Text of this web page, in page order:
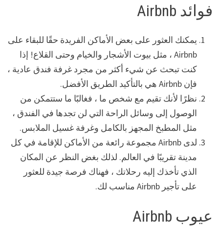
فوائد Airbnb
يمكنك العثور على بعض الأماكن الفريدة حقًا للبقاء على
Airbnb ، مثل بيوت الأشجار والخيام وحتى القلاع! إذا
كنت تبحث عن شيء أكثر من مجرد غرفة فندق عادية ،
فإن Airbnb هي بالتأكيد الطريق الأفضل.
نظرًا لأنك تقيم مع شخص ما ، فغالبًا ما ستتمكن من
الوصول إلى وسائل الراحة التي لن تجدها في الفندق ،
مثل المطبخ المجهز بالكامل وغرفة غسيل الملابس.
لدى Airbnb مجموعة رائعة من الأماكن للإقامة في كل
مدينة تقريبًا في العالم. لذلك بغض النظر عن المكان
الذي تأخذك إليه رحلاتك ، فهناك فرصة جيدة للعثور
على تأجير Airbnb مناسب لك.
عيوب Airbnb